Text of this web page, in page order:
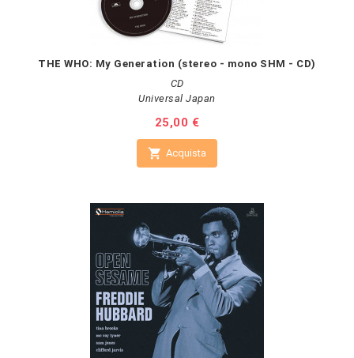
THE WHO: My Generation (stereo - mono SHM - CD)
CD
Universal Japan
Prezzo
25,00 €
 Acquista